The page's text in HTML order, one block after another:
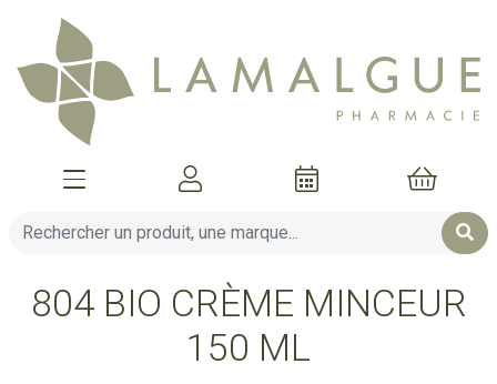
Afficher la navigation
Mon
804 BIO CRÈME MINCEUR
150 ML